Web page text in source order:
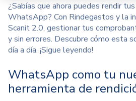
¿Sabías que ahora puedes rendir
WhatsApp? Con Rindegastos y la
Scanit 2.0, gestionar tus
y sin errores. Descubre cómo esta
día a día. ¡Sigue leyendo!
WhatsApp como tu
herramienta de